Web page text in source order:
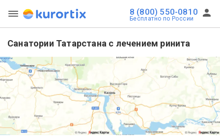
8 (800) 550-0810
Бесплатно по России
Санатории Татарстана с лечением ринита